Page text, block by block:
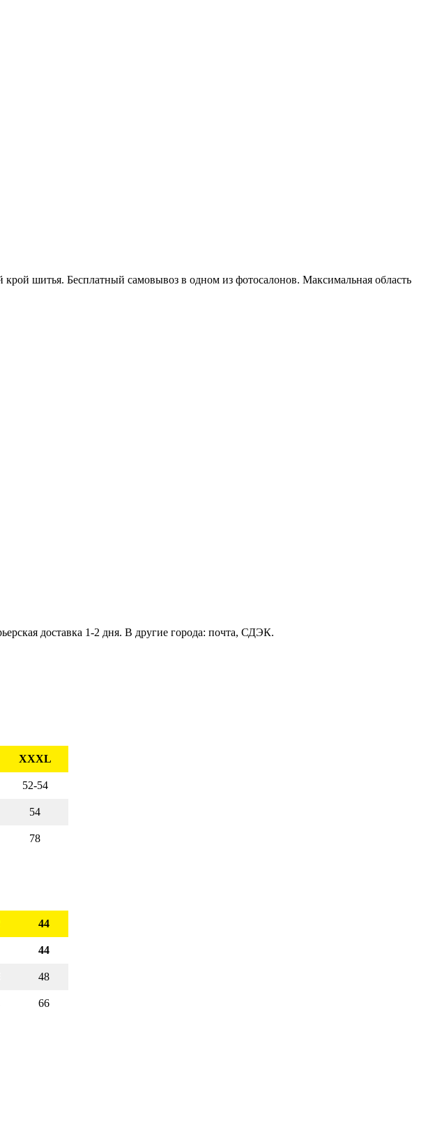
шитья. Бесплатный самовывоз в одном из фотосалонов. Максимальная область
доставка 1-2 дня. В другие города: почта, СДЭК.
ХХXL
52-54
54
78
44
44
48
66